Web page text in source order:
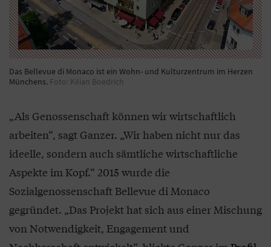
Das Bellevue di Monaco ist ein Wohn- und Kulturzentrum im Herzen
Münchens. Foto: Kilian Boedrich
„Als Genossenschaft können wir wirtschaftlich
arbeiten“, sagt Ganzer. „Wir haben nicht nur das
ideelle, sondern auch sämtliche wirtschaftliche
Aspekte im Kopf.“ 2015 wurde die
Sozialgenossenschaft Bellevue di Monaco
gegründet. „Das Projekt hat sich aus einer Mischung
von Notwendigkeit, Engagement und